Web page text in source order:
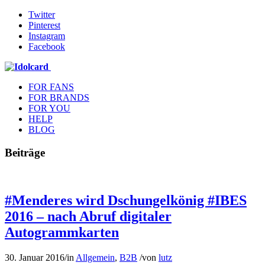
Twitter
Pinterest
Instagram
Facebook
FOR FANS
FOR BRANDS
FOR YOU
HELP
BLOG
Beiträge
#Menderes wird Dschungelkönig #IBES
2016 – nach Abruf digitaler
Autogrammkarten
30. Januar 2016/in Allgemein, B2B /von lutz